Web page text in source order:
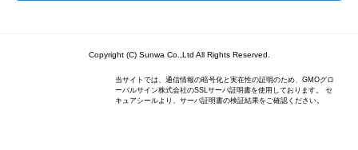
Copyright (C) Sunwa Co.,Ltd All Rights Reserved.
当サイトでは、通信情報の暗号化と実在性の証明のため、GMOグロ
ーバルサイン株式会社のSSLサーバ証明書を使用しております。 セ
キュアシールより、サーバ証明書の検証結果をご確認ください。